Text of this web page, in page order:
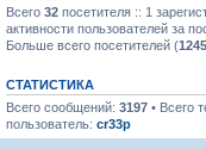
Всего 32 посетителя :: 1
активности пользователей за
Больше всего посетителей (1245
СТАТИСТИКА
Всего сообщений: 3197 • Всего
пользователь: cr33p